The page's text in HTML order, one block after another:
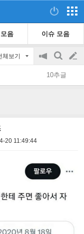
음 이슈 모음
체보기
공
지
on/off
검
색
글
쓰
10추글
20 11:49:44